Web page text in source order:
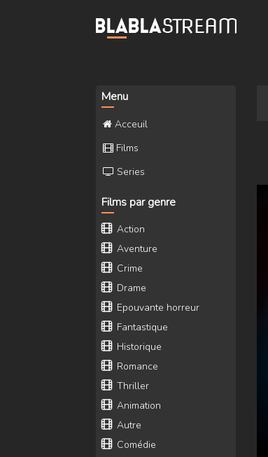
Menu
Acceuil
Films
Series
Films par genre
Action
Aventure
Crime
Drame
Epouvante horreur
Fantastique
Historique
Romance
Thriller
Animation
Autre
Comédie